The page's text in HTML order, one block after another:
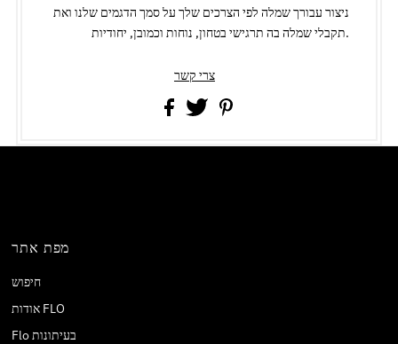
ניצור עבורך שמלה לפי הצרכים שלך על סמך הדגמים שלנו ואת
תקבלי שמלה בה תרגישי בטחון, נוחות וכמובן, יחודיות.
צרי קשר
מפת אתר
חיפוש
אודות FLO
Flo בעיתונות